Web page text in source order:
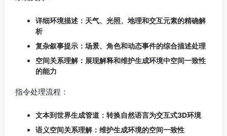
境交互
动态指令执行：处理”可提示世界事件”的实时文本指令
3.2 即时反馈与一致性校正响应生成架构采用自回归帧生
成，每帧考虑随时间增长的先前生成轨迹。 记忆引用系统
可在用户重访位置时引用1分钟前的相关信息，实现近即时
指令解析后，系统立即在内部世界状态上应用变换，并触